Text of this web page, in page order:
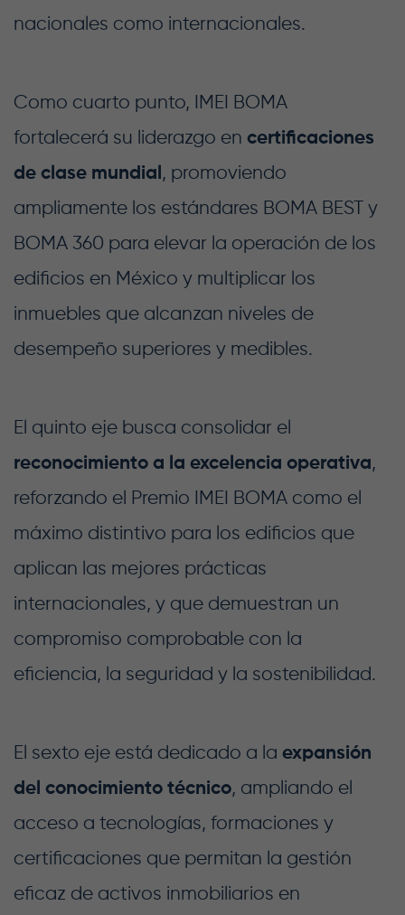
nacionales como internacionales.
Como cuarto punto, IMEI BOMA
fortalecerá su liderazgo en certificaciones
de clase mundial , promoviendo
ampliamente los estándares BOMA BEST y
BOMA 360 para elevar la operación de los
edificios en México y multiplicar los
inmuebles que alcanzan niveles de
desempeño superiores y medibles.
El quinto eje busca consolidar el
reconocimiento a la excelencia operativa,
reforzando el Premio IMEI BOMA como el
máximo distintivo para los edificios que
aplican las mejores prácticas
internacionales, y que demuestran un
compromiso comprobable con la
eficiencia, la seguridad y la sostenibilidad.
El sexto eje está dedicado a la expansión
del conocimiento técnico, ampliando el
acceso a tecnologías, formaciones y
certificaciones que permitan la gestión
eficaz de activos inmobiliarios en